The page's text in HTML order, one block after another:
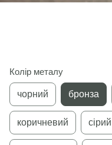
Колір металу
чорний бронза
коричневий сірий